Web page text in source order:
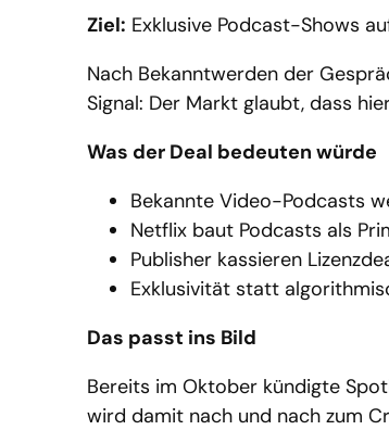
Ziel: Exklusive Podcast-Shows
Nach Bekanntwerden der
Signal: Der Markt glaubt, dass
Was der Deal bedeuten würde
Bekannte Video-Podcasts
Netflix baut Podcasts als
Publisher kassieren
Exklusivität statt
Das passt ins Bild
Bereits im Oktober kündigte
wird damit nach und nach zum